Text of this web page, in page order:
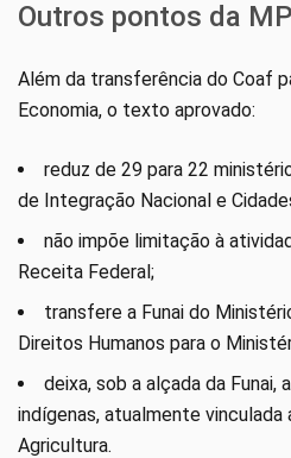
Outros pontos da MP
Além da transferência do Coaf
Economia, o texto aprovado:
reduz de 29 para 22
de Integração Nacional e
não impõe limitação à
Receita Federal;
transfere a Funai do
Direitos Humanos para o
deixa, sob a alçada da Funai,
indígenas, atualmente vinculada
Agricultura.